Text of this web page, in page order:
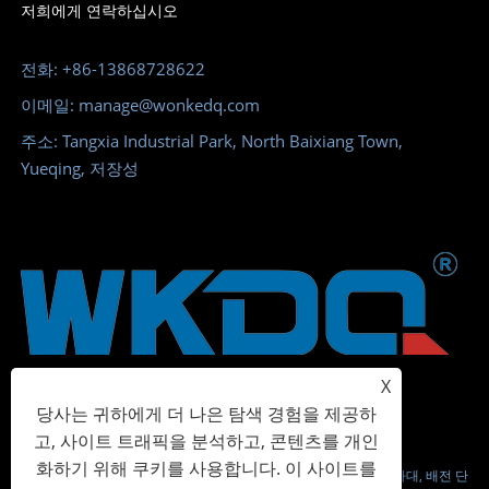
저희에게 연락하십시오
전화: +86-13868728622
이메일: manage@wonkedq.com
주소: Tangxia Industrial Park, North Baixiang Town,
Yueqing, 저장성
저작권 © 2023 Wonke Electric CO.,Ltd. - 나사 단자대, 스프링 단자대, 배전 단
X
당사는 귀하에게 더 나은 탐색 경험을 제공하
고, 사이트 트래픽을 분석하고, 콘텐츠를 개인
화하기 위해 쿠키를 사용합니다. 이 사이트를